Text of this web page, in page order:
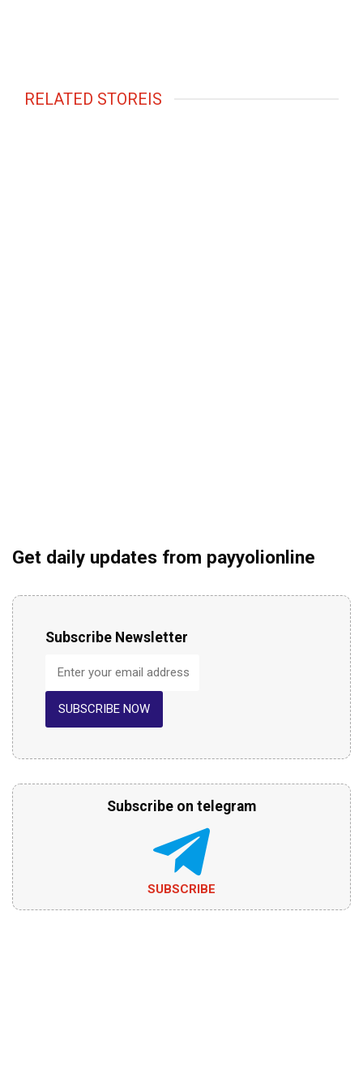
RELATED STOREIS
Get daily updates from payyolionline
Subscribe Newsletter
SUBSCRIBE NOW
Subscribe on telegram
SUBSCRIBE